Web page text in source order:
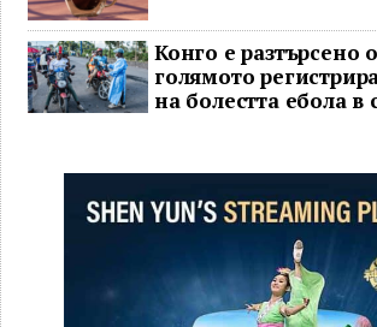
Конго е разтърсено
голямото
на болестта ебола в